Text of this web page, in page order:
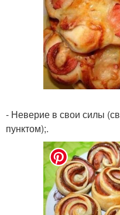
- Неверие в свои силы
пунктом);.